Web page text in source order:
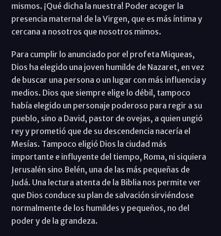
mismos. ¡Qué dicha la nuestra! Poder acoger la
presencia maternal de la Virgen, que es más íntima y
cercana a nosotros que nosotros mimos.
Para cumplir lo anunciado por el profeta Miqueas,
Dios ha elegido una joven humilde de Nazaret, en vez
de buscar una persona o un lugar con más influencia y
medios. Dios que siempre elige lo débil, tampoco
había elegido un personaje poderoso para regir a su
pueblo, sino a David, pastor de ovejas, a quien ungió
rey y prometió que de su descendencia nacería el
Mesías. Tampoco eligió Dios la ciudad más
importante e influyente del tiempo, Roma, ni siquiera
Jerusalén sino Belén, una de las más pequeñas de
Judá. Una lectura atenta de la Biblia nos permite ver
que Dios conduce su plan de salvación sirviéndose
normalmente de los humildes y pequeños, no del
poder y de la grandeza.